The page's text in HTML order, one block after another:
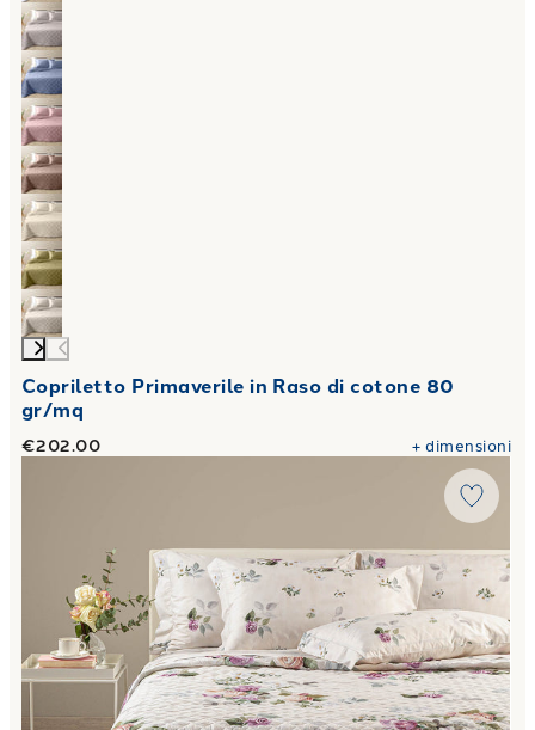
Copriletto Primaverile in Raso di cotone 80
gr/mq
€202.00 +dimensioni
Copriletto Primaverile Matrimoniale rosy Garden